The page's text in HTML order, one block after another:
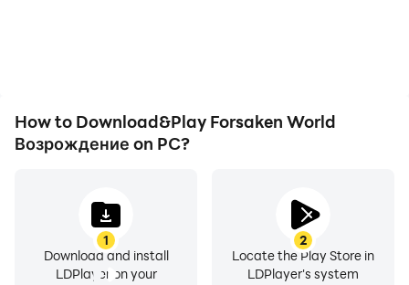
How to Download&Play Forsaken World
Возрождение on PC?
1
Download and install
LDPlayer on your
2
Locate the Play Store in
LDPlayer's system